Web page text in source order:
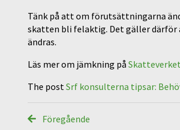
Tänk på att om förutsättningarna
skatten bli felaktig. Det gäller därför
ändras.
Läs mer om jämkning på
The post Srf konsulterna tipsar:
Föregående